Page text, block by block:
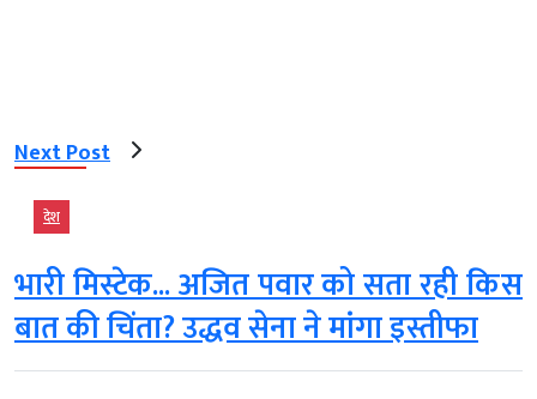
Next Post
देश
भारी मिस्टेक... अजित पवार को सता रही किस
बात की चिंता? उद्धव सेना ने मांगा इस्तीफा